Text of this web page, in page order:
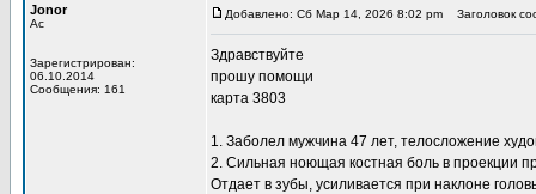
Jonor
Ас
Зарегистрирован:
06.10.2014
Сообщения: 161
Добавлено: Сб Мар 14, 2026 8:02 pm Заголовок
Здравствуйте
прошу помощи
карта 3803
1. Заболел мужчина 47 лет, телосложение
2. Сильная ноющая костная боль в проекции
Отдает в зубы, усиливается при наклоне